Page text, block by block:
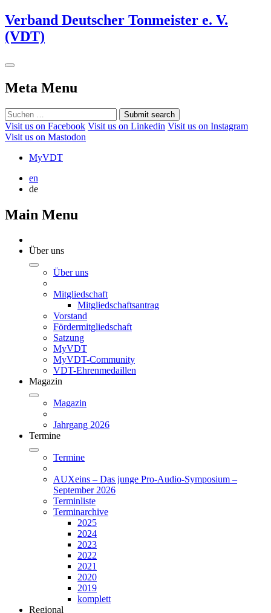
Verband Deutscher Tonmeister e. V.
(VDT)
Meta Menu
Submit search
Visit us on Facebook Visit us on Linkedin Visit us on Instagram
Visit us on Mastodon
MyVDT
en
de
Main Menu
Über uns
Über uns
Mitgliedschaft
Mitgliedschaftsantrag
Vorstand
Fördermitgliedschaft
Satzung
MyVDT
MyVDT-Community
VDT-Ehrenmedaillen
Magazin
Magazin
Jahrgang 2026
Termine
Termine
AUXeins – Das junge Pro-Audio-Symposium –
September 2026
Terminliste
Terminarchive
2025
2024
2023
2022
2021
2020
2019
komplett
Regional